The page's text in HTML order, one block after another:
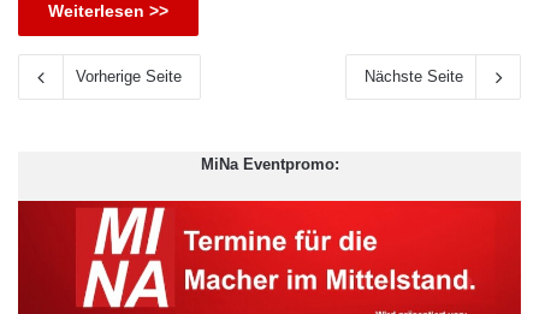
Weiterlesen >>
Vorherige Seite Nächste Seite
MiNa Eventpromo: